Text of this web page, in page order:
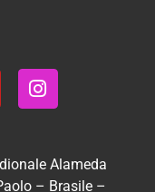
Alameda
– Brasile –